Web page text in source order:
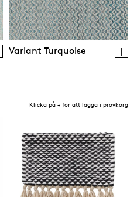
Variant Turquoise
Klicka på + för att lägga i provkorg